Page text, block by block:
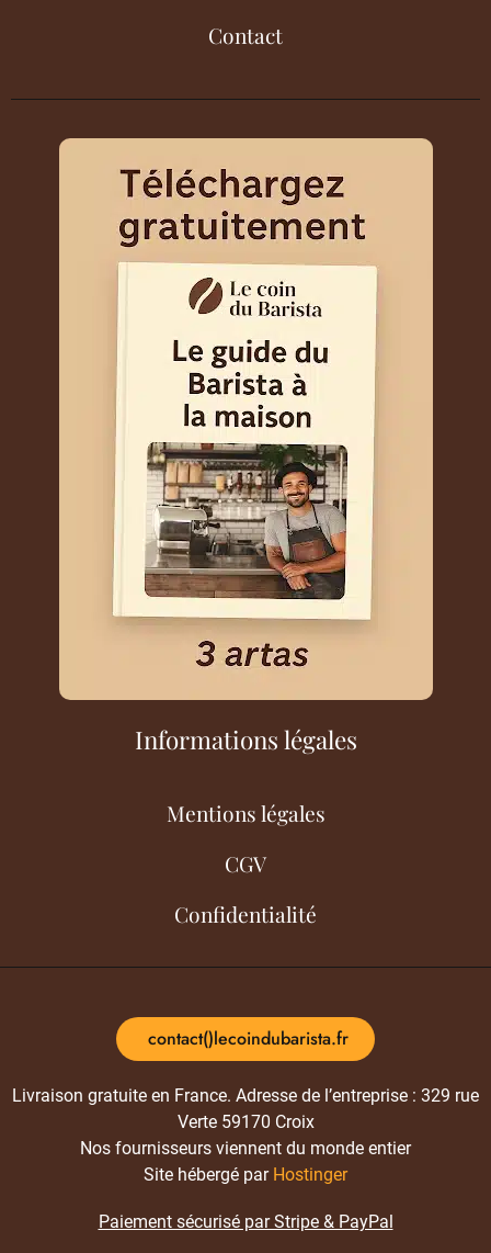
Contact
Informations légales
Mentions légales
CGV
Confidentialité
contact()lecoindubarista.fr
Livraison gratuite en France. Adresse de l’entreprise : 329 rue
Verte 59170 Croix
Nos fournisseurs viennent du monde entier
Site hébergé par Hostinger
Paiement sécurisé par Stripe & PayPal